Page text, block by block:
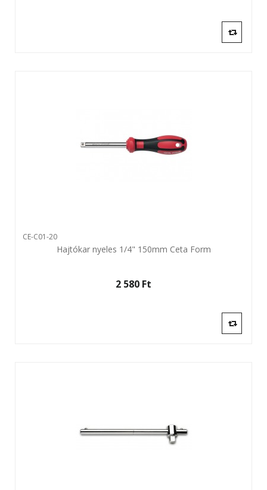
CE-C01-20
Hajtókar nyeles 1/4" 150mm Ceta Form
2 580 Ft‎